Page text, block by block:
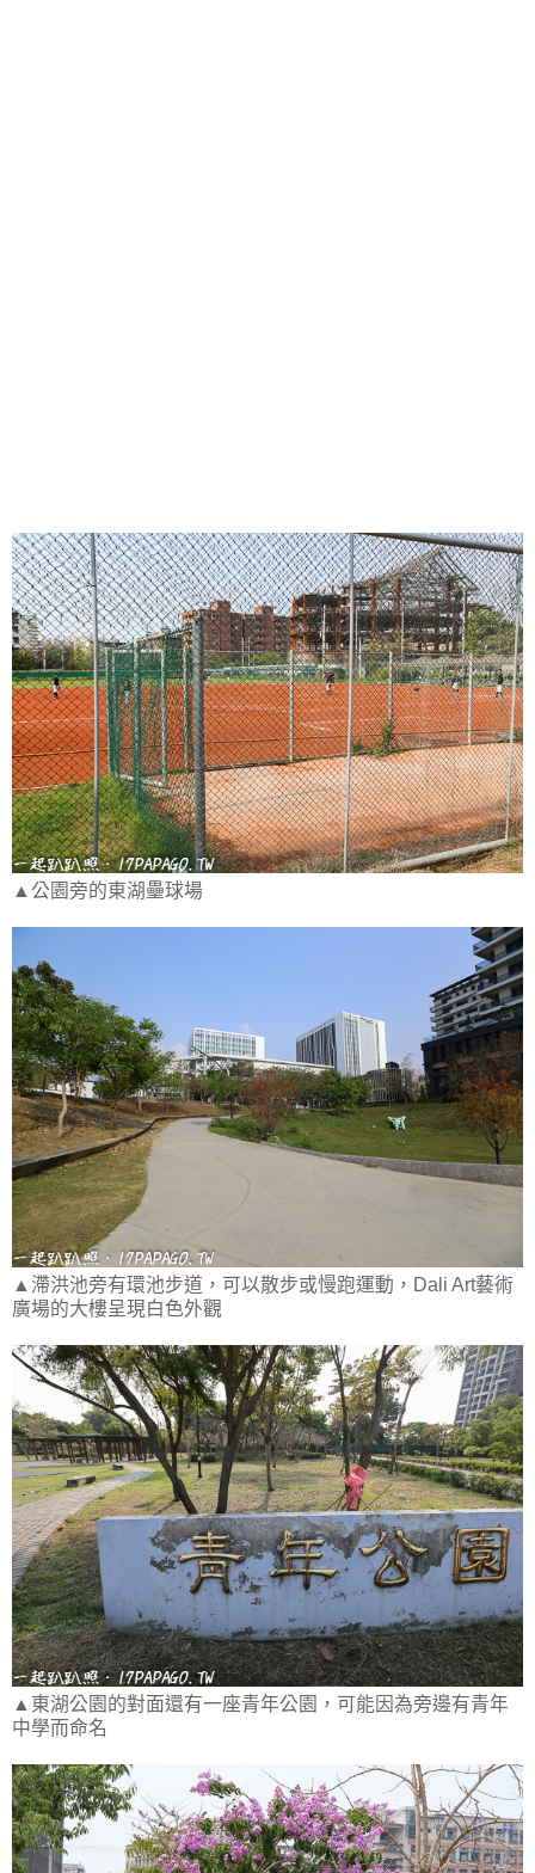
▲公園旁的東湖壘球場
▲滯洪池旁有環池步道，可以散步或慢跑運動，Dali Art藝術
廣場的大樓呈現白色外觀
▲東湖公園的對面還有一座青年公園，可能因為旁邊有青年
中學而命名